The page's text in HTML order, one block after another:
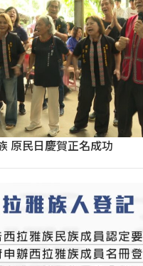
原民日慶賀正名成功